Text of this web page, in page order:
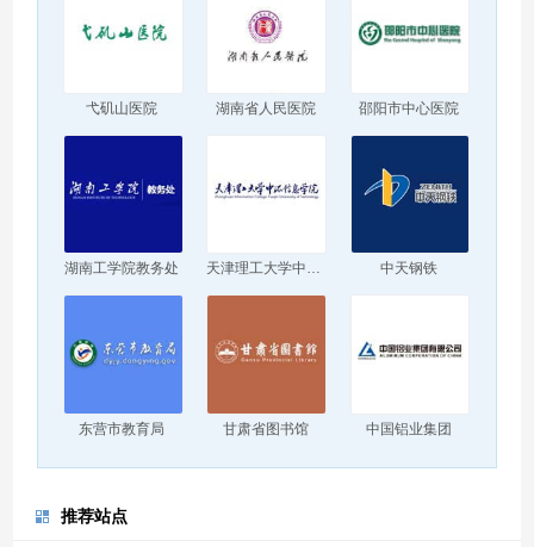
弋矶山医院 湖南省人民医院 邵阳市中心医院
湖南工学院教务处 天津理工大学中环信息学院 中天钢铁
东营市教育局 甘肃省图书馆 中国铝业集团
推荐站点